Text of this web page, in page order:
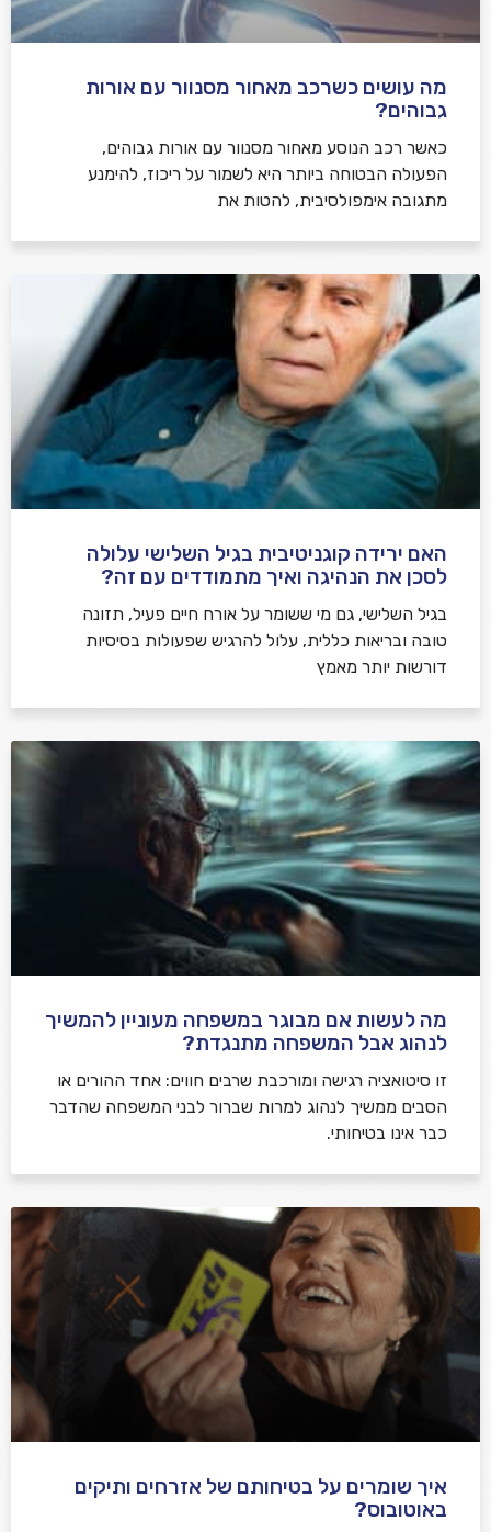
מה עושים כשרכב מאחור מסנוור עם אורות
גבוהים?
כאשר רכב הנוסע מאחור מסנוור עם אורות גבוהים,
הפעולה הבטוחה ביותר היא לשמור על ריכוז, להימנע
מתגובה אימפולסיבית, להטות את
האם ירידה קוגניטיבית בגיל השלישי עלולה
לסכן את הנהיגה ואיך מתמודדים עם זה?
בגיל השלישי, גם מי ששומר על אורח חיים פעיל, תזונה
טובה ובריאות כללית, עלול להרגיש שפעולות בסיסיות
דורשות יותר מאמץ
מה לעשות אם מבוגר במשפחה מעוניין להמשיך
לנהוג אבל המשפחה מתנגדת?
זו סיטואציה רגישה ומורכבת שרבים חווים: אחד ההורים או
הסבים ממשיך לנהוג למרות שברור לבני המשפחה שהדבר
כבר אינו בטיחותי.
איך שומרים על בטיחותם של אזרחים ותיקים
באוטובוס?